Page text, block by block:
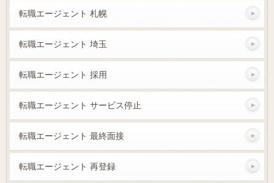
転職エージェント 札幌
転職エージェント 埼玉
転職エージェント 採用
転職エージェント サービス停止
転職エージェント 最終面接
転職エージェント 再登録